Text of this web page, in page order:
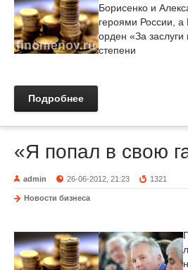
Борисенко и
героями России,
орден «За
степени
Подробнее
«Я попал в свою
admin 26-06-2012, 21:23 1321
Новости бизнеса